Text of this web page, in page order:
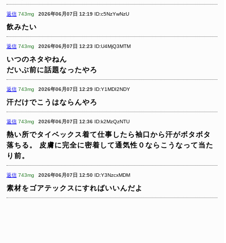
返信 743mg 2026年06月07日 12:19 ID:c5NzYwNzU
飲みたい
返信 743mg 2026年06月07日 12:23 ID:U4MjQ3MTM
いつのネタやねん
だいぶ前に話題なったやろ
返信 743mg 2026年06月07日 12:29 ID:Y1MDI2NDY
汗だけでこうはならんやろ
返信 743mg 2026年06月07日 12:36 ID:k2MzQzNTU
熱い所でタイベックス着て仕事したら袖口から汗がボタボタ
落ちる。
皮膚に完全に密着して通気性０ならこうなって当た
り前。
返信 743mg 2026年06月07日 12:50 ID:Y3NzcxMDM
素材をゴアテックスにすればいいんだよ